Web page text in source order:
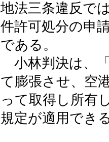
地法三条違反で
件許可処分の申
である。
小林判決は、
て膨張させ、空
って取得し所有
規定が適用でき